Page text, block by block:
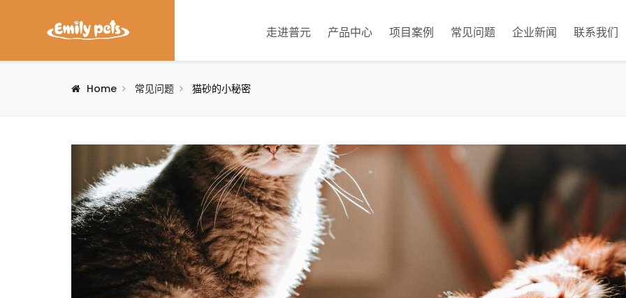
走进普元 产品中心 项目案例 常见问题 企业新闻 联系我们
Home 常见问题 猫砂的小秘密